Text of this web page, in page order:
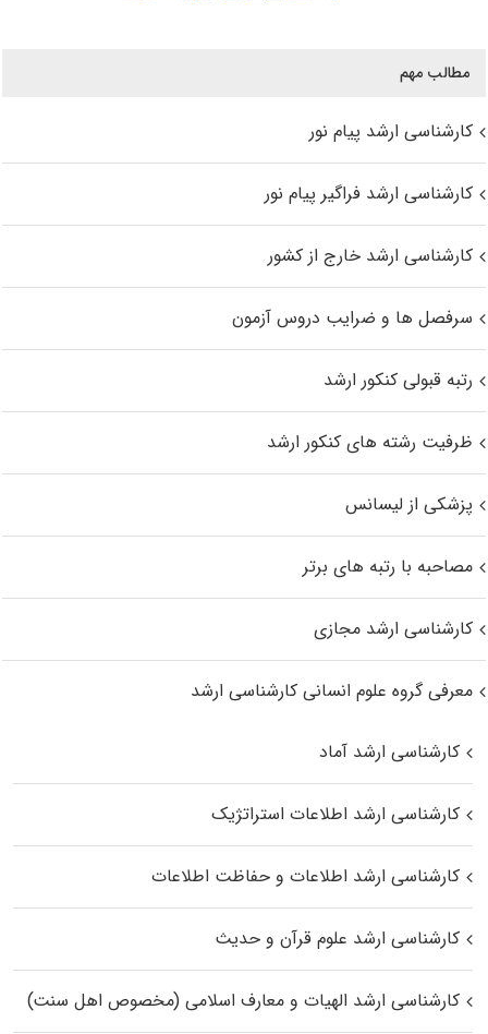
مطالب مهم
کارشناسی ارشد پیام نور
کارشناسی ارشد فراگیر پیام نور
کارشناسی ارشد خارج از کشور
سرفصل ها و ضرایب دروس آزمون
رتبه قبولی کنکور ارشد
ظرفیت رشته های کنکور ارشد
پزشکی از لیسانس
مصاحبه با رتبه های برتر
کارشناسی ارشد مجازی
معرفی گروه علوم انسانی کارشناسی ارشد
کارشناسی ارشد آماد
کارشناسی ارشد اطلاعات استراتژیک
کارشناسی ارشد اطلاعات و حفاظت اطلاعات
کارشناسی ارشد علوم قرآن و حدیث
کارشناسی ارشد الهیات و معارف اسلامی (مخصوص اهل سنت)